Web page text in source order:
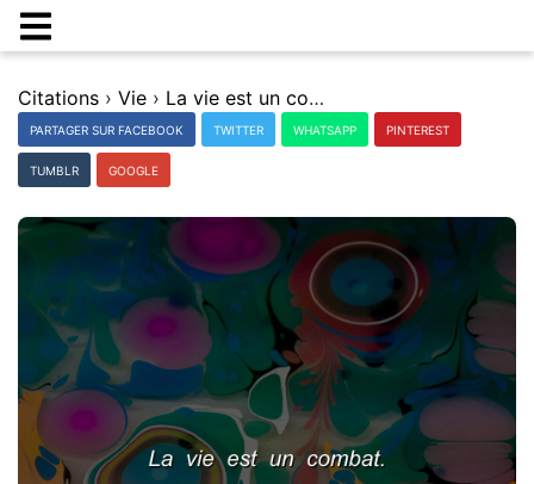
Citations › Vie › La vie est un combat.
PARTAGER SUR FACEBOOK TWITTER WHATSAPP PINTEREST
TUMBLR GOOGLE